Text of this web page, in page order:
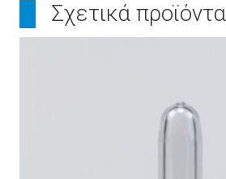
Σχετικά προϊόντα